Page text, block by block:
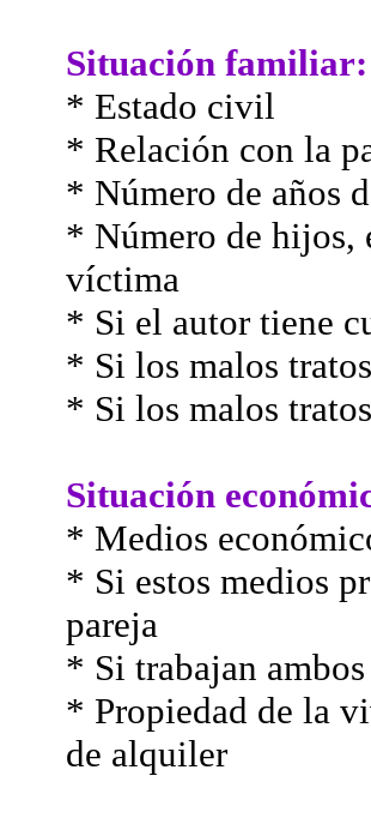
Situación familiar:
* Estado civil
* Relación con la
* Número de años
* Número de hijos,
víctima
* Si el autor tiene
* Si los malos
* Si los malos
Situación
* Medios
* Si estos medios
pareja
* Si trabajan
* Propiedad de la
de alquiler